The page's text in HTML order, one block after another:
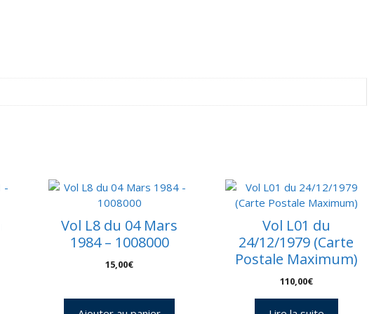
Vol L8 du 04 Mars
1984 – 1008000
15,00€
Vol L01 du
24/12/1979 (Carte
Postale Maximum)
110,00€